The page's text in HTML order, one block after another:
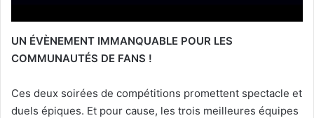
UN ÉVÈNEMENT IMMANQUABLE POUR LES
COMMUNAUTÉS DE FANS !
Ces deux soirées de compétitions promettent spectacle et
duels épiques. Et pour cause, les trois meilleures équipes